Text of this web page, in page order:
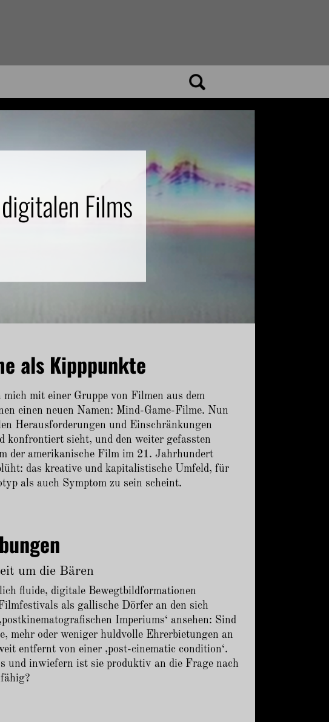
Films
als Kipppunkte
mit einer Gruppe von Filmen aus dem
einen neuen Namen: Mind-Game-Filme. Nun
Herausforderungen und Einschränkungen
konfrontiert sieht, und den weiter gefassten
der amerikanische Film im 21. Jahrhundert
das kreative und kapitalistische Umfeld, für
als auch Symptom zu sein scheint.
um die Bären
fluide, digitale Bewegtbildformationen
als gallische Dörfer an den sich
Imperiums‘ ansehen: Sind
mehr oder weniger huldvolle Ehrerbietungen an
entfernt von einer ‚post-cinematic condition‘.
und inwiefern ist sie produktiv an die Frage nach